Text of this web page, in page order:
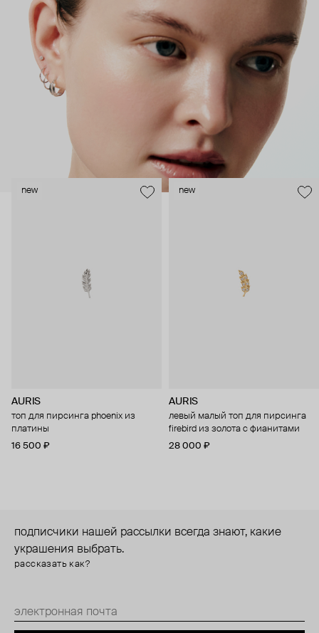
как профессиональные пирсеры (они отвечают за
безопасность и эргономичность пирсинга), так и ювелирные
стилисты (благодаря им дизайн соответствует трендам, а
украшения легко сочетаются между собой).
Украшения AURIS – для тех, кто открыто выражает себя, но
делает это интеллигентно и по-взрослому.
new
AURIS
топ для пирсинга phoenix из
платины
16 500 ₽
new
AURIS
левый малый топ для пирсинга
firebird из золота с фианитами
28 000 ₽
подписчики нашей рассылки всегда знают, какие
украшения выбрать.
рассказать как?